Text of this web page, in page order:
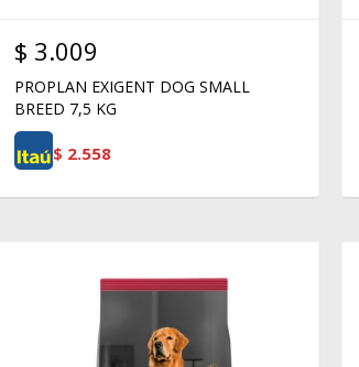
$ 3.009
PROPLAN EXIGENT DOG SMALL
BREED 7,5 KG
$ 2.558